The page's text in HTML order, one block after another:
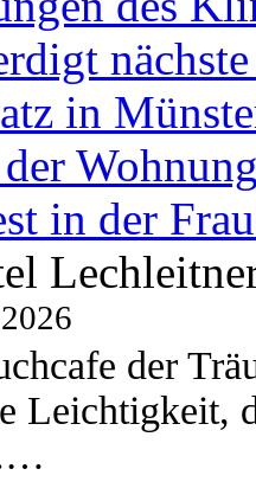
in
in der
der
Leichtigkeit,